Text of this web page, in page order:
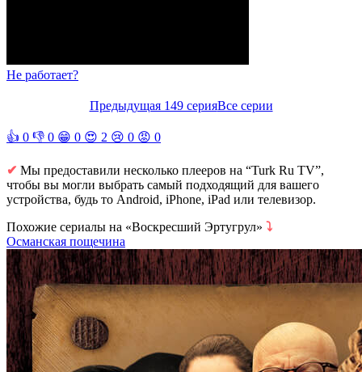
Не работает?
Предыдущая 149 серияВсе серии
👍 0 👎 0 😁 0 😍 2 😢 0 😡 0
✔ Мы предоставили несколько плееров на “Turk Ru TV”,
чтобы вы могли выбрать самый подходящий для вашего
устройства, будь то Android, iPhone, iPad или телевизор.
Похожие сериалы на «Воскресший Эртугрул» ⤵
Османская пощечина